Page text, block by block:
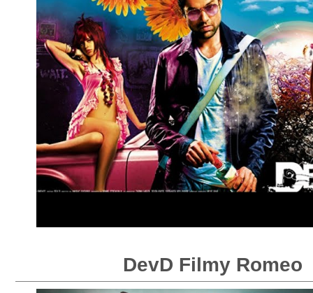
DevD Filmy Romeo